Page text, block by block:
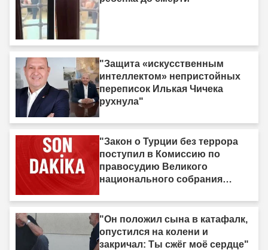
"Защита «искусственным
интеллектом» непристойных
переписок Илькая Чичека
рухнула"
"Закон о Турции без террора
поступил в Комиссию по
правосудию Великого
национального собрания
"Он положил сына в катафалк,
опустился на колени и
закричал: Ты сжёг моё сердце"